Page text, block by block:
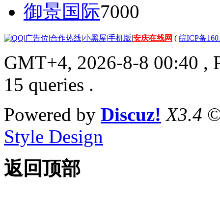
御景国际7000
|广告位|合作热线|小黑屋|手机版|安庆在线网 ( 皖ICP备
GMT+4, 2026-8-8 00:40 ,
15 queries .
Powered by Discuz! X3.4
Style Design
返回顶部